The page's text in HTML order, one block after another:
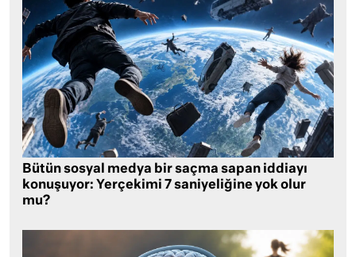
Bütün sosyal medya bir saçma sapan iddiayı
konuşuyor: Yerçekimi 7 saniyeliğine yok olur
mu?